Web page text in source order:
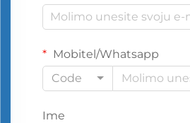
Mobitel/Whatsapp
Code
Ime